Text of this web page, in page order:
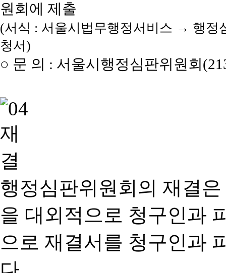
원회에 제출
(서식 : 서울시법무행정서비스 → 행
청서)
○ 문 의 : 서울시행정심판위원회
행정심판위원회의 재결
을 대외적으로 청구인과
으로 재결서를 청구인과